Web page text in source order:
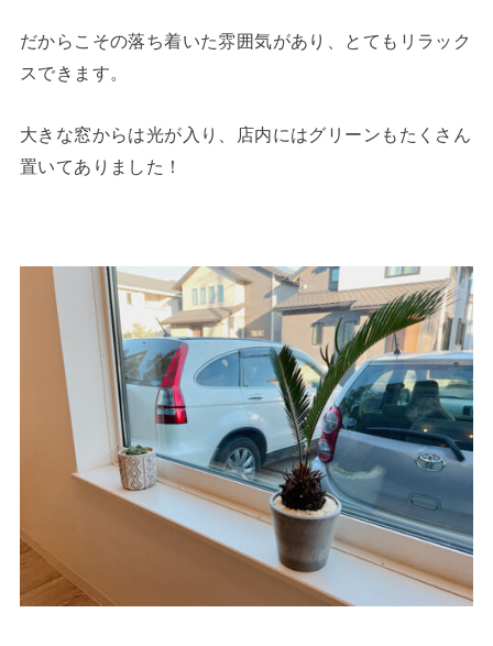
だからこその落ち着いた雰囲気があり、とてもリラック
スできます。
大きな窓からは光が入り、店内にはグリーンもたくさん
置いてありました！